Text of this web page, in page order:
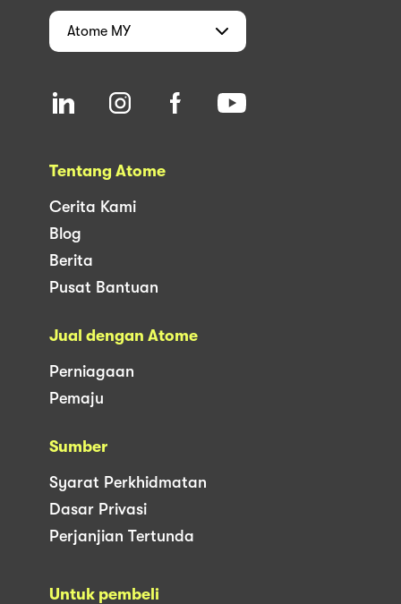
Atome MY
Tentang Atome
Cerita Kami
Blog
Berita
Pusat Bantuan
Jual dengan Atome
Perniagaan
Pemaju
Sumber
Syarat Perkhidmatan
Dasar Privasi
Perjanjian Tertunda
Untuk pembeli